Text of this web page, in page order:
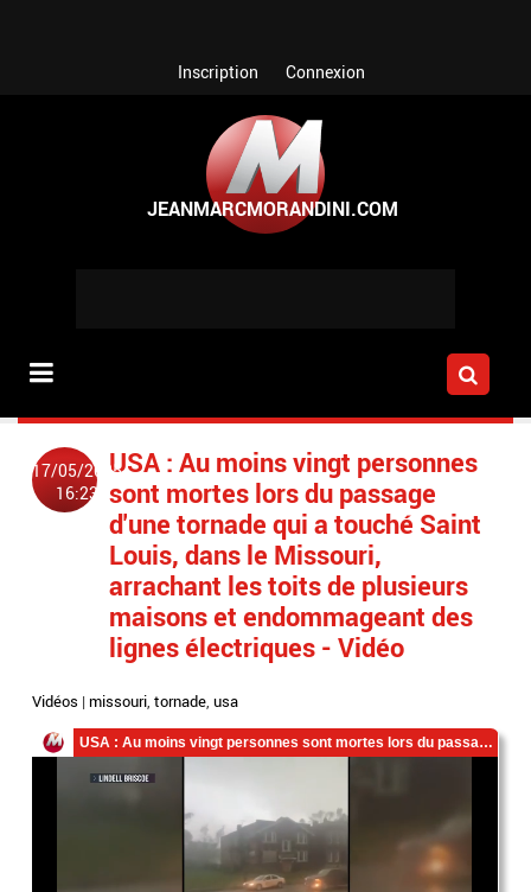
Inscription Connexion
17/05/2025
16:23
USA : Au moins vingt personnes
sont mortes lors du passage
d'une tornade qui a touché Saint
Louis, dans le Missouri,
arrachant les toits de plusieurs
maisons et endommageant des
lignes électriques - Vidéo
Vidéos |missouri,tornade,usa